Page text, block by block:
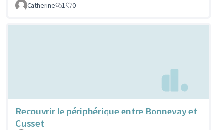
Catherine 1 0
Recouvrir le périphérique entre Bonnevay et
Cusset